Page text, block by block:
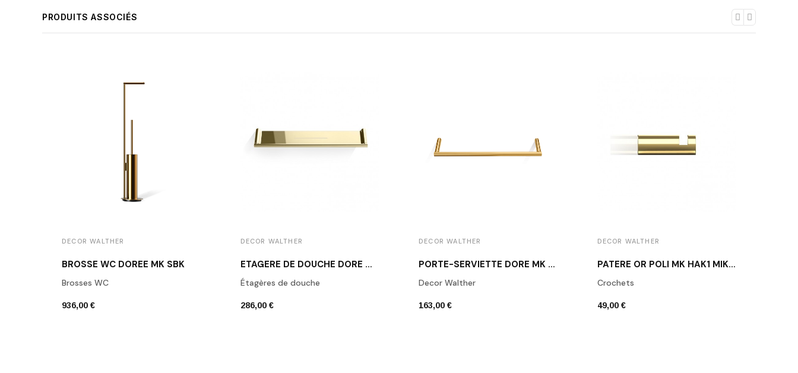
PRODUITS ASSOCIÉS
DECOR WALTHER
BROSSE WC DORÉE MK SBK
Brosses WC
936,00 €
DECOR WALTHER
ETAGÈRE DE DOUCHE DORÉ MK ABL40
Étagères de douche
286,00 €
DECOR WALTHER
PORTE-SERVIETTE DORÉ MK HTE30
Decor Walther
163,00 €
DECOR WALTHER
PATÈRE OR POLI MK HAK1 MIKADO DECOR WALTHER
Crochets
49,00 €